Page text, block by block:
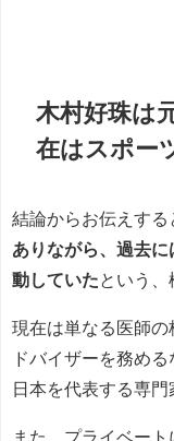
木村好珠は
在はスポー
結論からお伝えす
ありながら、過去
動していたという、
現在は単なる医師
ドバイザーを務め
日本を代表する専門
また、プライベー